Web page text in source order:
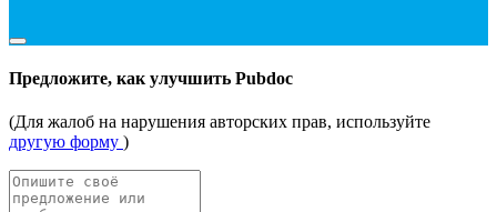
Предложите, как улучшить Pubdoc
(Для жалоб на нарушения авторских прав, используйте
другую форму )